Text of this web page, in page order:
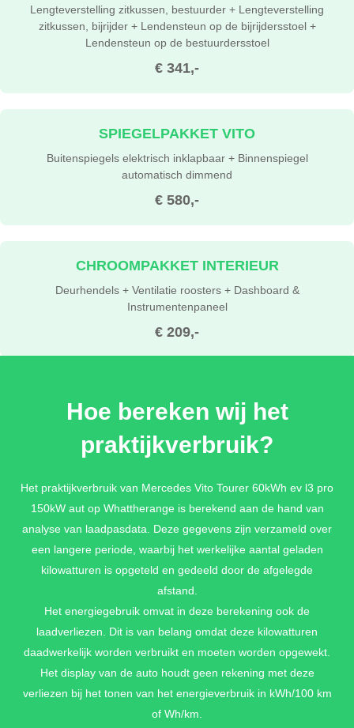
€ 341,-
Lengteverstelling zitkussen, bestuurder + Lengteverstelling
zitkussen, bijrijder + Lendensteun op de bijrijdersstoel +
Lendensteun op de bestuurdersstoel
€ 580,-
SPIEGELPAKKET VITO
Buitenspiegels elektrisch inklapbaar + Binnenspiegel
automatisch dimmend
€ 209,-
CHROOMPAKKET INTERIEUR
Deurhendels + Ventilatie roosters + Dashboard &
Instrumentenpaneel
€ 1.521,-
360° graden camera + Active parking assist (PARKTRONIC) +
3D surround view + Rear cross traffic alert + Pedestrian
emergency brake + Drive away assist
€ 695,-
PARKEERPAKKET MET
ACHTERUITRIJCAMERA
Achteruitrijcamera niet inklapbaar + Active parking assist
emergency brake + Drive away assist
RIJASSISTENTIE PAKKET
Hoe bereken wij het
praktijkverbruik?
Het praktijkverbruik van Mercedes Vito Tourer 60kWh ev l3 pro
150kW aut op Whattherange is berekend aan de hand van
analyse van laadpasdata. Deze gegevens zijn verzameld over
een langere periode, waarbij het werkelijke aantal geladen
kilowatturen is opgeteld en gedeeld door de afgelegde
afstand.
Het energiegebruik omvat in deze berekening ook de
laadverliezen. Dit is van belang omdat deze kilowatturen
daadwerkelijk worden verbruikt en moeten worden opgewekt.
Het display van de auto houdt geen rekening met deze
verliezen bij het tonen van het energieverbruik in kWh/100 km
of Wh/km.